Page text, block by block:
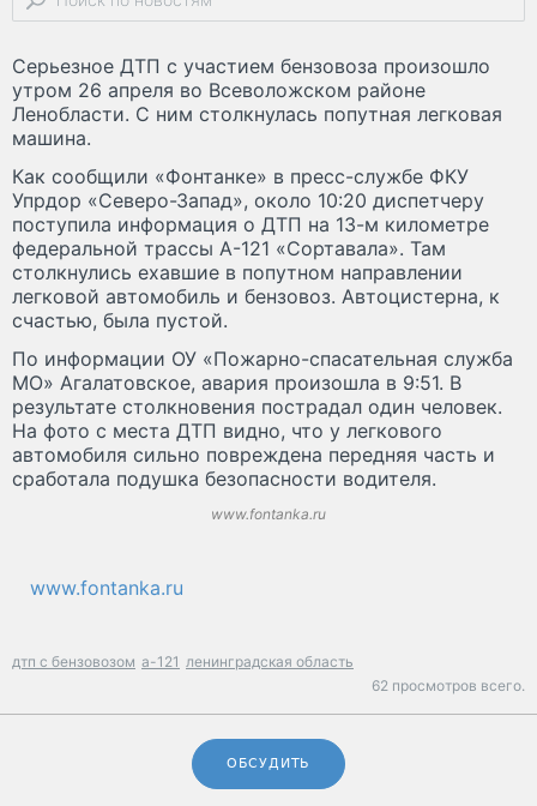
Серьезное ДТП с участием бензовоза произошло
утром 26 апреля во Всеволожском районе
Ленобласти. С ним столкнулась попутная легковая
машина.
Как сообщили «Фонтанке» в пресс-службе ФКУ
Упрдор «Северо-Запад», около 10:20 диспетчеру
поступила информация о ДТП на 13-м километре
федеральной трассы А-121 «Сортавала». Там
столкнулись ехавшие в попутном направлении
легковой автомобиль и бензовоз. Автоцистерна, к
счастью, была пустой.
По информации ОУ «Пожарно-спасательная служба
МО» Агалатовское, авария произошла в 9:51. В
результате столкновения пострадал один человек.
На фото с места ДТП видно, что у легкового
автомобиля сильно повреждена передняя часть и
сработала подушка безопасности водителя.
www.fontanka.ru
www.fontanka.ru
дтп с бензовозом а-121 ленинградская область
62 просмотров всего.
ОБСУДИТЬ